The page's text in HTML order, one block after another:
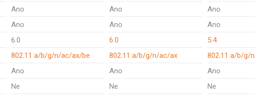
Ano Ano
Ano
Ano Ano
Ano
6.0 6.0
5.4
802.11 a/b/g/n/ac/ax/be 802.11 a/b/g/n/ac/ax
802.11 a/b/g/
Ano Ano
Ano
Ne Ne
Ne